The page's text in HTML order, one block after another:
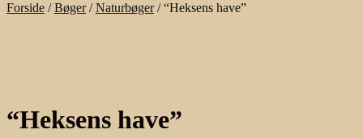
Forside /Bøger/Naturbøger/“Heksens have”
“Heksens have”